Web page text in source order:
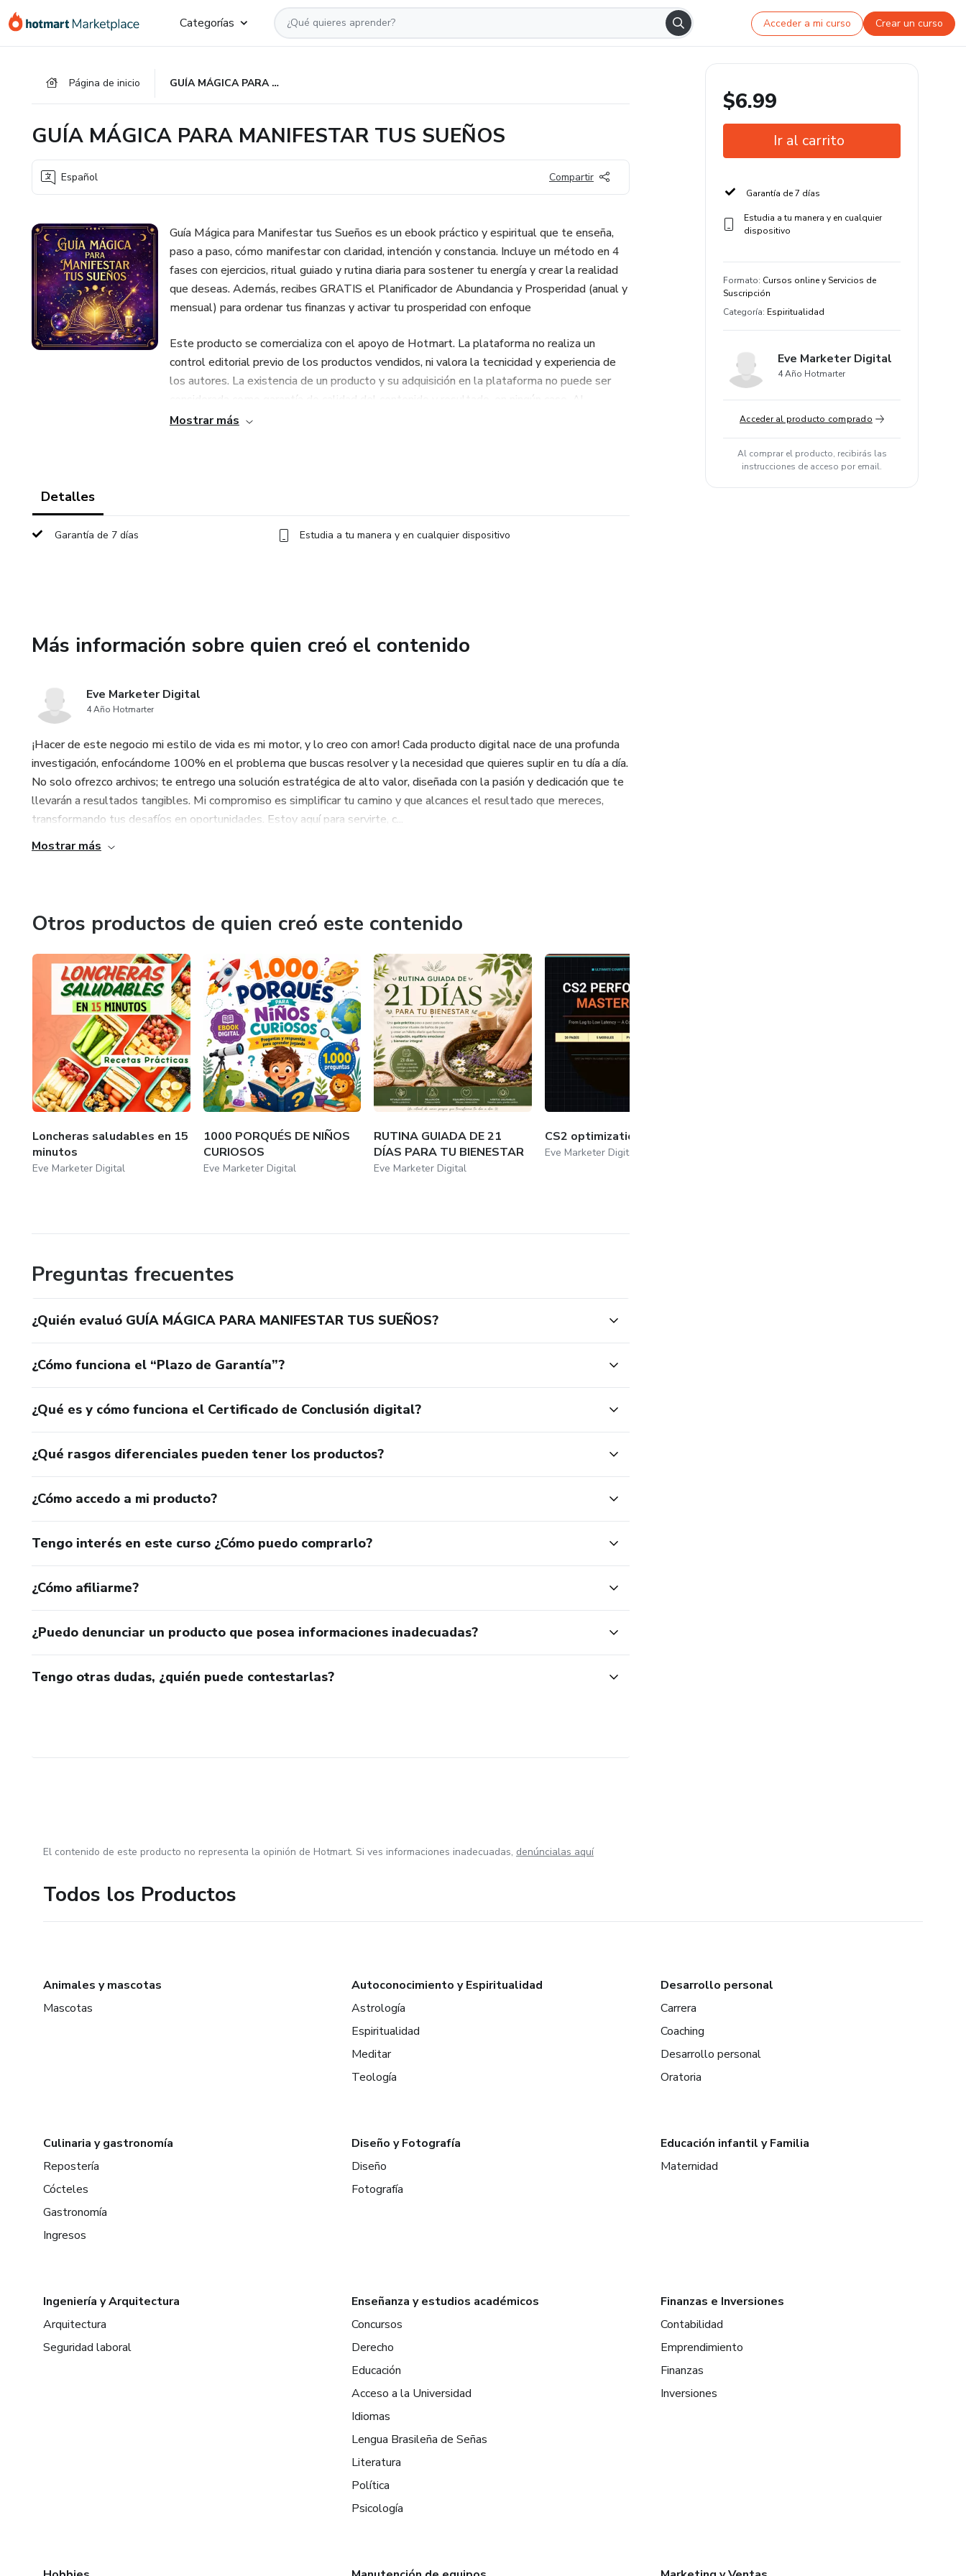
Categorías Acceder a mi curso Crear un curso
Página de inicio GUÍA MÁGICA PARA MANIFESTAR TUS SUEÑOS
GUÍA MÁGICA PARA MANIFESTAR TUS SUEÑOS
Español Compartir
Guía Mágica para Manifestar tus Sueños es un ebook práctico y espiritual que te enseña,
paso a paso, cómo manifestar con claridad, intención y constancia. Incluye un método en 4
fases con ejercicios, ritual guiado y rutina diaria para sostener tu energía y crear la realidad
que deseas. Además, recibes GRATIS el Planificador de Abundancia y Prosperidad (anual y
mensual) para ordenar tus finanzas y activar tu prosperidad con enfoque
Este producto se comercializa con el apoyo de Hotmart. La plataforma no realiza un
control editorial previo de los productos vendidos, ni valora la tecnicidad y experiencia de
los autores. La existencia de un producto y su adquisición en la plataforma no puede ser
considerada como garantía de calidad del contenido y resultado, en ningún caso. Al
comprarlo, el comprador declara que conoce esta información. Los Términos y Políticas de
Mostrar más
Detalles
Garantía de 7 días Estudia a tu manera y en cualquier dispositivo
Más información sobre quien creó el contenido
Eve Marketer Digital
4 Año Hotmarter
¡Hacer de este negocio mi estilo de vida es mi motor, y lo creo con amor! Cada producto digital nace de una profunda
investigación, enfocándome 100% en el problema que buscas resolver y la necesidad que quieres suplir en tu día a día.
No solo ofrezco archivos; te entrego una solución estratégica de alto valor, diseñada con la pasión y dedicación que te
llevarán a resultados tangibles. Mi compromiso es simplificar tu camino y que alcances el resultado que mereces,
transformando tus desafíos en oportunidades. Estoy aquí para servirte, c...
Mostrar más
Otros productos de quien creó este contenido
Loncheras saludables en 15
minutos
Eve Marketer Digital
1000 PORQUÉS DE NIÑOS
CURIOSOS
Eve Marketer Digital
RUTINA GUIADA DE 21
DÍAS PARA TU BIENESTAR
Eve Marketer Digital
CS2 optimization guide
Eve Marketer Digital
Preguntas frecuentes
¿Quién evaluó GUÍA MÁGICA PARA MANIFESTAR TUS SUEÑOS?
¿Cómo funciona el “Plazo de Garantía”?
¿Qué es y cómo funciona el Certificado de Conclusión digital?
¿Qué rasgos diferenciales pueden tener los productos?
¿Cómo accedo a mi producto?
Tengo interés en este curso ¿Cómo puedo comprarlo?
¿Cómo afiliarme?
¿Puedo denunciar un producto que posea informaciones inadecuadas?
Tengo otras dudas, ¿quién puede contestarlas?
$6.99
Ir al carrito
Garantía de 7 días
Estudia a tu manera y en cualquier
dispositivo
Formato: Cursos online y Servicios de
Suscripción
Categoría: Espiritualidad
Eve Marketer Digital
4 Año Hotmarter
Acceder al producto comprado
Al comprar el producto, recibirás las
instrucciones de acceso por email.
El contenido de este producto no representa la opinión de Hotmart. Si ves informaciones inadecuadas, denúncialas aquí
Todos los Productos
Animales y mascotas
Mascotas
Autoconocimiento y Espiritualidad
Astrología
Espiritualidad
Meditar
Teología
Desarrollo personal
Carrera
Coaching
Desarrollo personal
Oratoria
Culinaria y gastronomía
Repostería
Cócteles
Gastronomía
Ingresos
Diseño y Fotografía
Diseño
Fotografía
Educación infantil y Familia
Maternidad
Ingeniería y Arquitectura
Arquitectura
Seguridad laboral
Enseñanza y estudios académicos
Concursos
Derecho
Educación
Acceso a la Universidad
Idiomas
Lengua Brasileña de Señas
Literatura
Política
Psicología
Finanzas e Inversiones
Contabilidad
Emprendimiento
Finanzas
Inversiones